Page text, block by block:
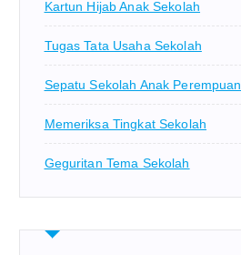
Kartun Hijab Anak Sekolah
Tugas Tata Usaha Sekolah
Sepatu Sekolah Anak Perempuan
Memeriksa Tingkat Sekolah
Geguritan Tema Sekolah